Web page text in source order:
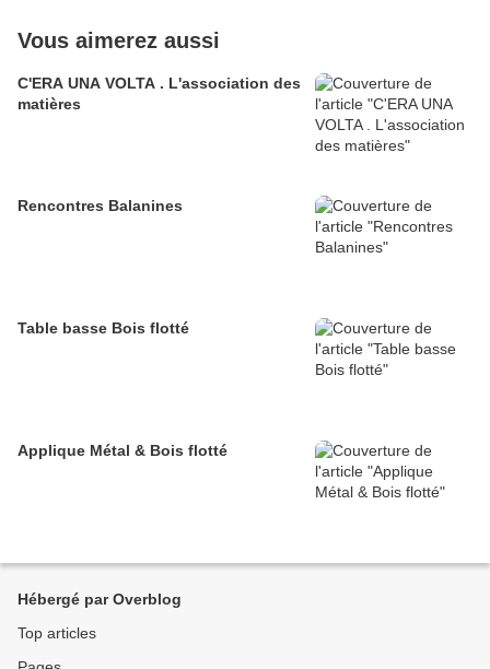
Vous aimerez aussi
C'ERA UNA VOLTA . L'association des
matières
Rencontres Balanines
Table basse Bois flotté
Applique Métal & Bois flotté
Hébergé par Overblog
Top articles